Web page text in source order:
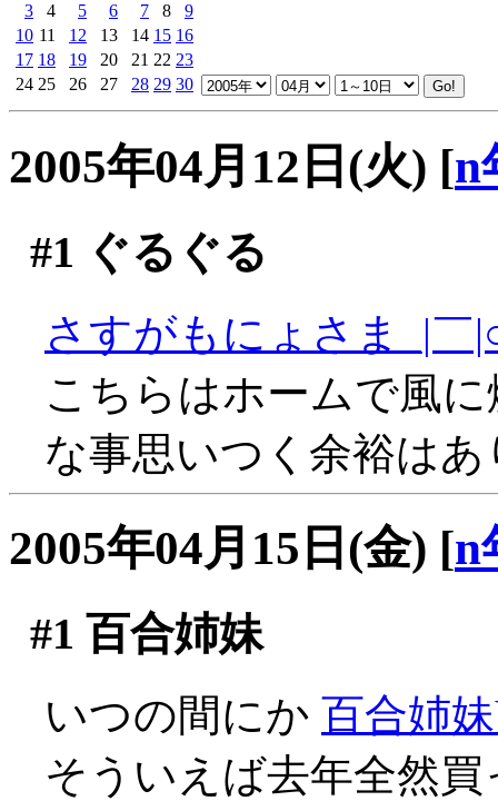
3
4 5 6 7 8
9
10 11 12 13 14 15 16
17 18 19 20 21 22 23
24 25 26 27 28 29 30
2005年04月12日(火) [n
#1 ぐるぐる
さすがもにょさま_|￣
こちらはホームで風
な事思いつく余裕は
2005年04月15日(金) [n
#1 百合姉妹
いつの間にか 百合姉
そういえば去年全然